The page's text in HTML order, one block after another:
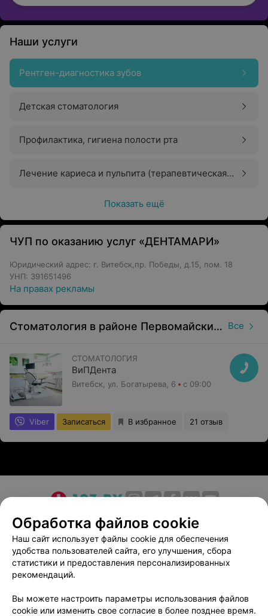
Наши услуги
Рентген-диагностика зубов
Детская стоматология
Профилактика, гигиена полости рта
Лечение кариеса и пульпита (терапевтическая
Показать ещё
ЧУП по оказанию услуг «ДЕНТАМАРИ»
Юридический адрес: г. Витебск,пр. Победы, д.15, пом. 18
УНП: 391651496
На правах рекламы
Стоматология в районе Первомайский в Витебске Все
СТОМАТОЛОГИЯ
ВиПДента
Витебск, ул. Богатырева, 6 с 09:00
Viber Записаться В избранное 21 отзыв
О проекте Новости проекта
Размещение рекламы
Медицинский маркетинг
Публичный договор
Пользовательское соглашение
Способы оплаты
Вакансии
Партнеры
Написать в поддержку
Обработка файлов cookie
Наш сайт использует файлы cookie для обеспечения
удобства пользователей сайта, его улучшения, сбора
статистики и предоставления персонализированных
рекомендаций.
Вы можете настроить параметры использования файлов
cookie или изменить свое согласие в более позднее время.